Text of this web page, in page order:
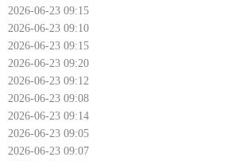
2026-06-23 09:15
2026-06-23 09:10
2026-06-23 09:15
2026-06-23 09:20
2026-06-23 09:12
2026-06-23 09:08
2026-06-23 09:14
2026-06-23 09:05
2026-06-23 09:07